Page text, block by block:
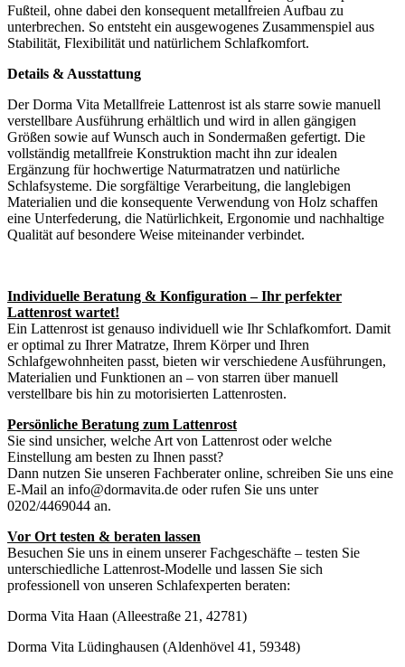
Fußteil, ohne dabei den konsequent metallfreien Aufbau zu
unterbrechen. So entsteht ein ausgewogenes Zusammenspiel aus
Stabilität, Flexibilität und natürlichem Schlafkomfort.
Details & Ausstattung
Der Dorma Vita Metallfreie Lattenrost ist als starre sowie manuell
verstellbare Ausführung erhältlich und wird in allen gängigen
Größen sowie auf Wunsch auch in Sondermaßen gefertigt. Die
vollständig metallfreie Konstruktion macht ihn zur idealen
Ergänzung für hochwertige Naturmatratzen und natürliche
Schlafsysteme. Die sorgfältige Verarbeitung, die langlebigen
Materialien und die konsequente Verwendung von Holz schaffen
eine Unterfederung, die Natürlichkeit, Ergonomie und nachhaltige
Qualität auf besondere Weise miteinander verbindet.
Individuelle Beratung & Konfiguration – Ihr perfekter
Lattenrost wartet!
Ein Lattenrost ist genauso individuell wie Ihr Schlafkomfort. Damit
er optimal zu Ihrer Matratze, Ihrem Körper und Ihren
Schlafgewohnheiten passt, bieten wir verschiedene Ausführungen,
Materialien und Funktionen an – von starren über manuell
verstellbare bis hin zu motorisierten Lattenrosten.
Persönliche Beratung zum Lattenrost
Sie sind unsicher, welche Art von Lattenrost oder welche
Einstellung am besten zu Ihnen passt?
Dann nutzen Sie unseren Fachberater online, schreiben Sie uns eine
E-Mail an info@dormavita.de oder rufen Sie uns unter
0202/4469044 an.
Vor Ort testen & beraten lassen
Besuchen Sie uns in einem unserer Fachgeschäfte – testen Sie
unterschiedliche Lattenrost-Modelle und lassen Sie sich
professionell von unseren Schlafexperten beraten:
Dorma Vita Haan (Alleestraße 21, 42781)
Dorma Vita Lüdinghausen (Aldenhövel 41, 59348)